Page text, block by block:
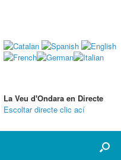
La Veu d'Ondara en Directe
Escoltar directe clic ací